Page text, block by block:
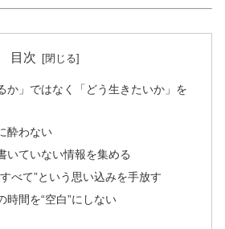
目次
か」ではなく「どう生きたいか」を
酔わない
いていない情報を集める
べて”という思い込みを手放す
時間を“空白”にしない